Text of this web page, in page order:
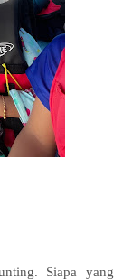
Siapa yang